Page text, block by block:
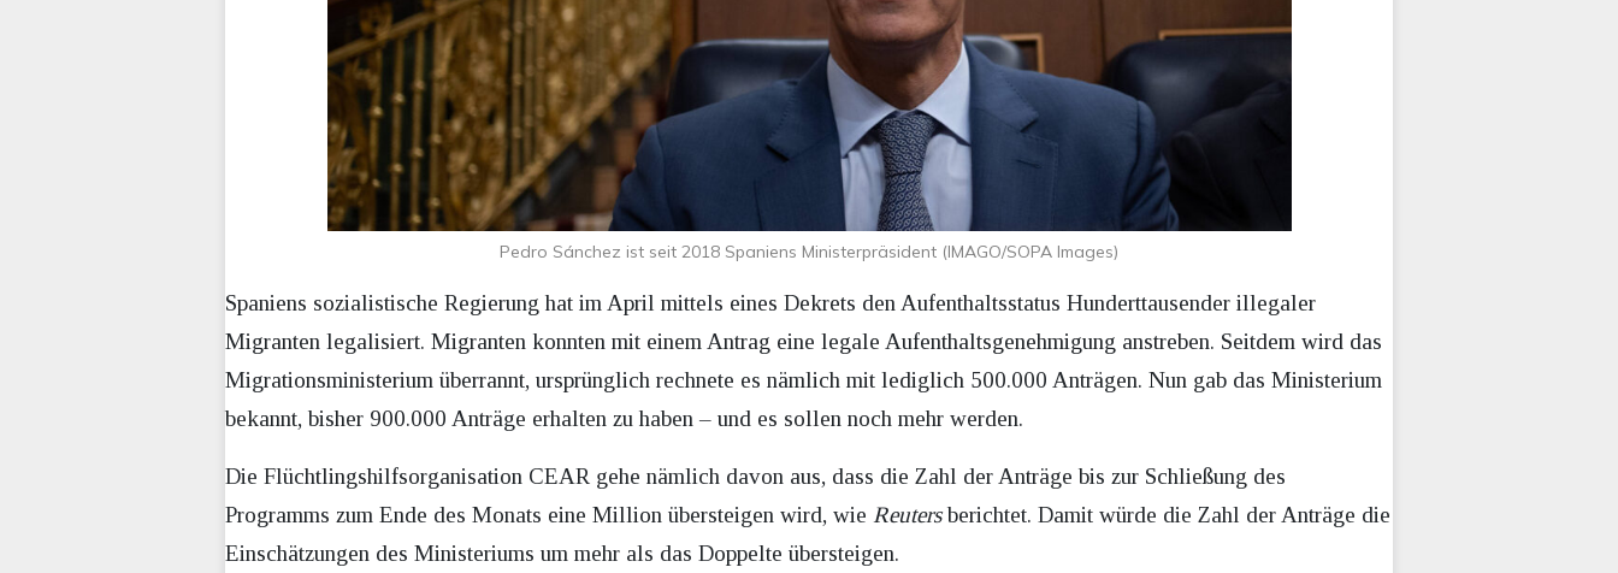
Pedro Sánchez ist seit 2018 Spaniens Ministerpräsident (IMAGO/SOPA Images)
Spaniens sozialistische Regierung hat im April mittels eines Dekrets den Aufenthaltsstatus Hunderttausender illegaler
Migranten legalisiert. Migranten konnten mit einem Antrag eine legale Aufenthaltsgenehmigung anstreben. Seitdem wird das
Migrationsministerium überrannt, ursprünglich rechnete es nämlich mit lediglich 500.000 Anträgen. Nun gab das Ministerium
bekannt, bisher 900.000 Anträge erhalten zu haben – und es sollen noch mehr werden.
Die Flüchtlingshilfsorganisation CEAR gehe nämlich davon aus, dass die Zahl der Anträge bis zur Schließung des
Programms zum Ende des Monats eine Million übersteigen wird, wie Reutersberichtet. Damit würde die Zahl der Anträge die
Einschätzungen des Ministeriums um mehr als das Doppelte übersteigen.